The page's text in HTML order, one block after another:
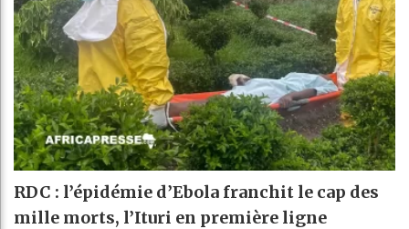
RDC : l’épidémie d’Ebola franchit le cap des
mille morts, l’Ituri en première ligne